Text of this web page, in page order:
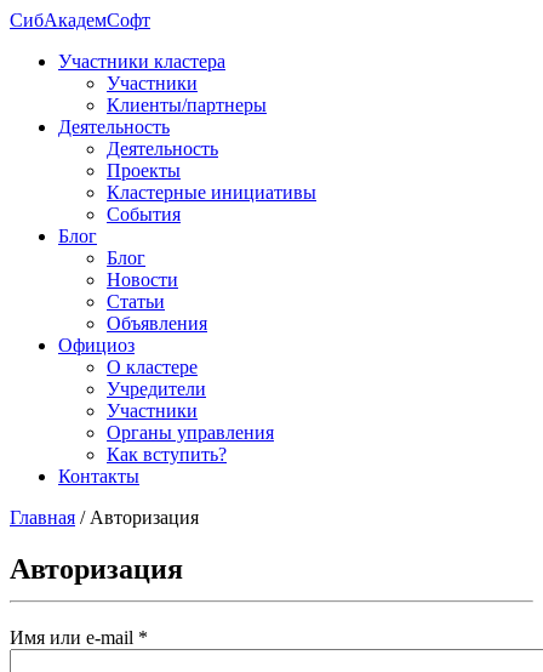
СибАкадемСофт
Участники кластера
Участники
Клиенты/партнеры
Деятельность
Деятельность
Проекты
Кластерные инициативы
События
Блог
Блог
Новости
Статьи
Объявления
Официоз
О кластере
Учредители
Участники
Органы управления
Как вступить?
Контакты
Главная /Авторизация
Авторизация
Имя или e-mail *